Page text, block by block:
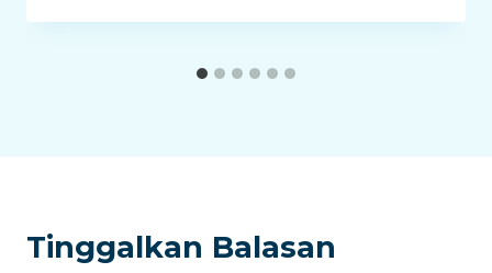
Tinggalkan Balasan